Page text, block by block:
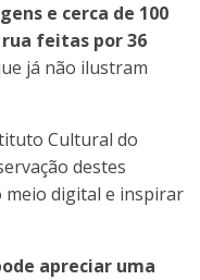
e cerca de 100
feitas por 36
já não ilustram
Cultural do
destes
meio digital e inspirar
apreciar uma